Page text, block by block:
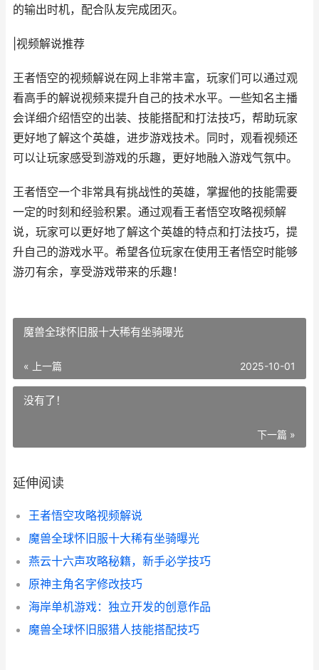
的输出时机，配合队友完成团灭。
|视频解说推荐
王者悟空的视频解说在网上非常丰富，玩家们可以通过观
看高手的解说视频来提升自己的技术水平。一些知名主播
会详细介绍悟空的出装、技能搭配和打法技巧，帮助玩家
更好地了解这个英雄，进步游戏技术。同时，观看视频还
可以让玩家感受到游戏的乐趣，更好地融入游戏气氛中。
王者悟空一个非常具有挑战性的英雄，掌握他的技能需要
一定的时刻和经验积累。通过观看王者悟空攻略视频解
说，玩家可以更好地了解这个英雄的特点和打法技巧，提
升自己的游戏水平。希望各位玩家在使用王者悟空时能够
游刃有余，享受游戏带来的乐趣！
魔兽全球怀旧服十大稀有坐骑曝光
« 上一篇 2025-10-01
没有了！
下一篇 »
延伸阅读
王者悟空攻略视频解说
魔兽全球怀旧服十大稀有坐骑曝光
燕云十六声攻略秘籍，新手必学技巧
原神主角名字修改技巧
海岸单机游戏：独立开发的创意作品
魔兽全球怀旧服猎人技能搭配技巧